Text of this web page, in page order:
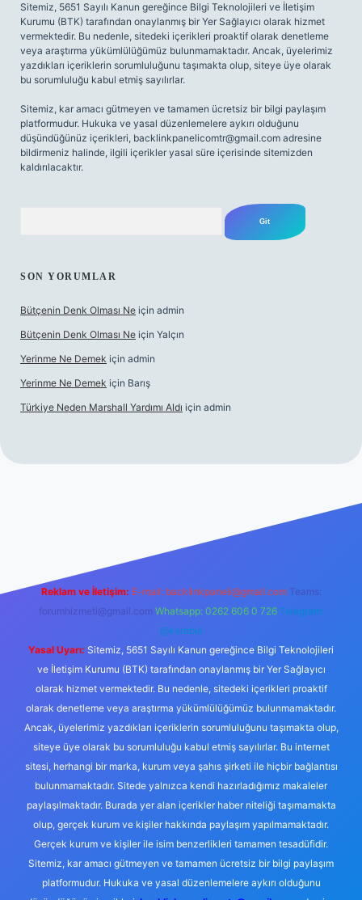
Sitemiz, 5651 Sayılı Kanun gereğince Bilgi Teknolojileri ve İletişim
Kurumu (BTK) tarafından onaylanmış bir Yer Sağlayıcı olarak hizmet
vermektedir. Bu nedenle, sitedeki içerikleri proaktif olarak denetleme
veya araştırma yükümlülüğümüz bulunmamaktadır. Ancak, üyelerimiz
yazdıkları içeriklerin sorumluluğunu taşımakta olup, siteye üye olarak
bu sorumluluğu kabul etmiş sayılırlar.
Sitemiz, kar amacı gütmeyen ve tamamen ücretsiz bir bilgi paylaşım
platformudur. Hukuka ve yasal düzenlemelere aykırı olduğunu
düşündüğünüz içerikleri, backlinkpanelicomtr@gmail.com adresine
bildirmeniz halinde, ilgili içerikler yasal süre içerisinde sitemizden
kaldırılacaktır.
SON YORUMLAR
Bütçenin Denk Olması Ne için admin
Bütçenin Denk Olması Ne için Yalçın
Yerinme Ne Demek için admin
Yerinme Ne Demek için Barış
Türkiye Neden Marshall Yardımı Aldı için admin
Reklam ve İletişim: E-mail: backlinkpaneli@gmail.com Teams:
forumhizmeti@gmail.com Whatsapp: 0262 606 0 726 Telegram:
@karabul
Yasal Uyarı: Sitemiz, 5651 Sayılı Kanun gereğince Bilgi Teknolojileri
ve İletişim Kurumu (BTK) tarafından onaylanmış bir Yer Sağlayıcı
olarak hizmet vermektedir. Bu nedenle, sitedeki içerikleri proaktif
olarak denetleme veya araştırma yükümlülüğümüz bulunmamaktadır.
Ancak, üyelerimiz yazdıkları içeriklerin sorumluluğunu taşımakta olup,
siteye üye olarak bu sorumluluğu kabul etmiş sayılırlar. Bu internet
sitesi, herhangi bir marka, kurum veya şahıs şirketi ile hiçbir bağlantısı
bulunmamaktadır. Sitede yalnızca kendi hazırladığımız makaleler
paylaşılmaktadır. Burada yer alan içerikler haber niteliği taşımamakta
olup, gerçek kurum ve kişiler hakkında paylaşım yapılmamaktadır.
Gerçek kurum ve kişiler ile isim benzerlikleri tamamen tesadüfidir.
Sitemiz, kar amacı gütmeyen ve tamamen ücretsiz bir bilgi paylaşım
platformudur. Hukuka ve yasal düzenlemelere aykırı olduğunu